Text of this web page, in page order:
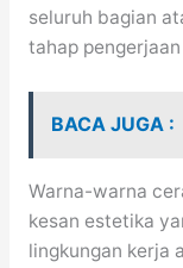
seluruh bagian
tahap
BACA JUGA :
Warna-warna
kesan estetika
lingkungan kerja